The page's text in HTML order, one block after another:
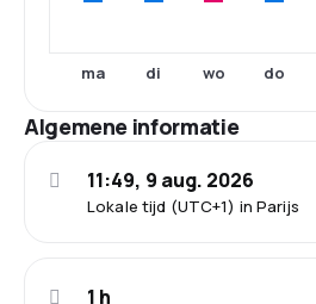
ma di wo do
Algemene informatie
Lokale tijd (UTC+1) in Parijs
11:49, 9 aug. 2026
1 h